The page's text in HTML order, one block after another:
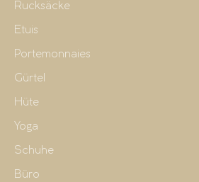
Rucksäcke
Etuis
Portemonnaies
Gürtel
Hüte
Yoga
Schuhe
Büro